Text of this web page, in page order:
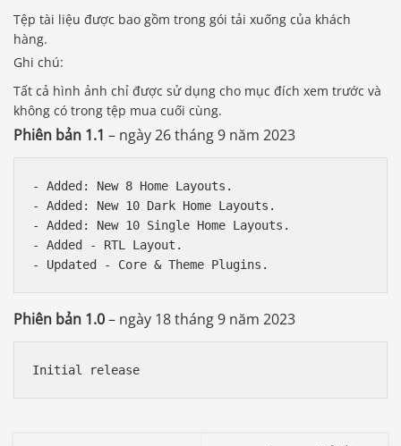
Tệp tài liệu được bao gồm trong gói tải xuống của khách
hàng.
Ghi chú:
Tất cả hình ảnh chỉ được sử dụng cho mục đích xem trước và
không có trong tệp mua cuối cùng.
Phiên bản 1.1 – ngày 26 tháng 9 năm 2023
- Added: New 8 Home Layouts.
- Added: New 10 Dark Home Layouts.
- Added: New 10 Single Home Layouts.
- Added - RTL Layout.
Phiên bản 1.0– ngày 18 tháng 9 năm 2023